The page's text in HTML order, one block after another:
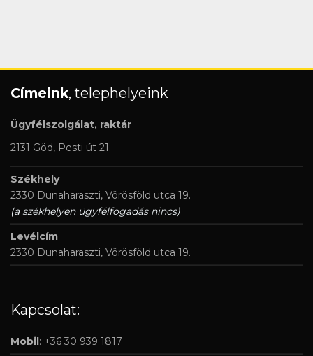
Címeink, telephelyeink
Ügyfélszolgálat, raktár
2131 Göd, Pesti út 21.
Székhely
2330 Dunaharaszti, Vörösföld utca 19.
(a székhelyen ügyfélfogadás nincs)
Levélcím
2330 Dunaharaszti, Vörösföld utca 19.
Kapcsolat:
Mobil: +36 30 939 1817